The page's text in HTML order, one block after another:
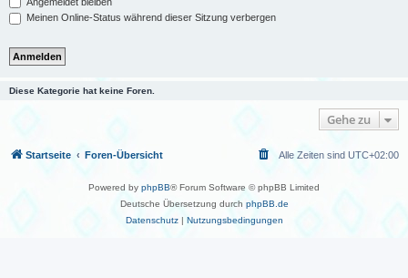
Meinen Online-Status während dieser Sitzung verbergen
Diese Kategorie hat keine Foren.
Gehe zu
Startseite Foren-Übersicht Alle Zeiten sind UTC+02:00
Powered by phpBB® Forum Software © phpBB Limited
Deutsche Übersetzung durch phpBB.de
Datenschutz| Nutzungsbedingungen